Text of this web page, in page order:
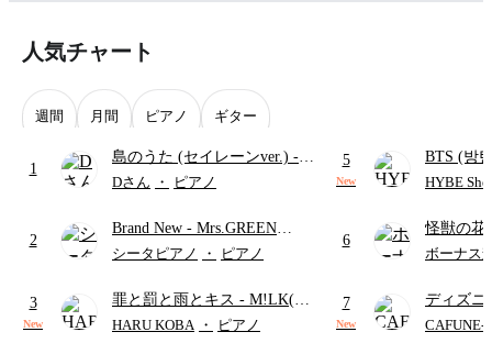
人気チャート
週間 月間 ピアノ ギター
1
島のうた (セイレーンver.) -
セイレーン(CV.鈴木みのり)
ード・ペダル付き/『映画ちい
かわ 人魚の島のひみつ』よ
Dさん ・ ピアノ
2
Brand New - Mrs.GREEN
APPLE
シータピアノ ・ ピアノ
3
New
罪と罰と雨とキス - M!LK(佐
野勇斗&吉田仁人)
HARU KOBA ・ ピアノ
5
New
BTS (방
HYBE
6
怪獣の
ードパー
ボーナス
7
New
ディズ
レー-
CAFUNE-